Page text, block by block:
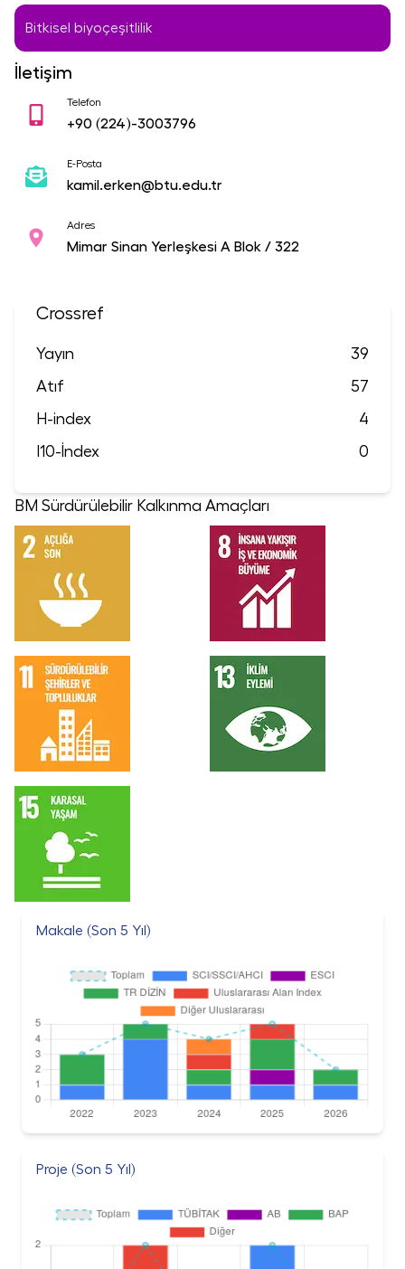
Bitkisel biyoçeşitlilik
İletişim
Telefon
+90 (224)-3003796
E-Posta
kamil.erken@btu.edu.tr
Adres
Mimar Sinan Yerleşkesi A Blok / 322
Crossref
Yayın
39
Atıf
57
H-index
4
I10-İndex
0
BM Sürdürülebilir Kalkınma Amaçları
Makale (Son 5 Yıl)
Proje (Son 5 Yıl)